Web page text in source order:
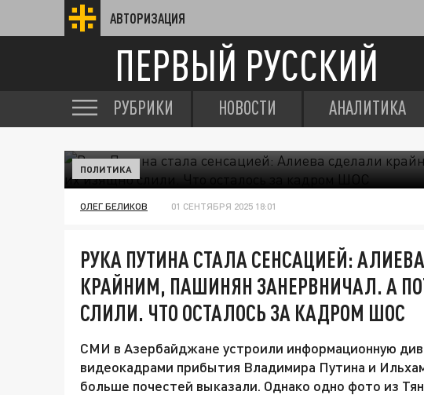
АВТОРИЗАЦИЯ
ПЕРВЫЙ РУССКИЙ
РУБРИКИ НОВОСТИ АНАЛИТИКА
ПОЛИТИКА
ОЛЕГ БЕЛИКОВ 01 СЕНТЯБРЯ 2025 18:01
РУКА ПУТИНА СТАЛА СЕНСАЦИЕЙ:
КРАЙНИМ, ПАШИНЯН ЗАНЕРВНИЧАЛ. А
СЛИЛИ. ЧТО ОСТАЛОСЬ ЗА КАДРОМ ШОС
СМИ в Азербайджане устроили информационную
видеокадрами прибытия Владимира Путина и
больше почестей выказали. Однако одно фото из